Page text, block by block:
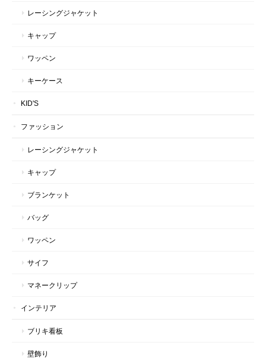
レーシングジャケット
キャップ
ワッペン
キーケース
KID'S
ファッション
レーシングジャケット
キャップ
ブランケット
バッグ
ワッペン
サイフ
マネークリップ
インテリア
ブリキ看板
壁飾り